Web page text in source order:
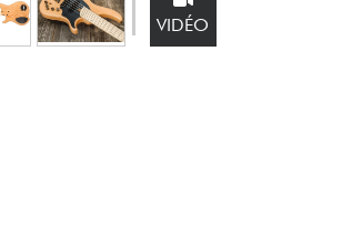
VIDÉO